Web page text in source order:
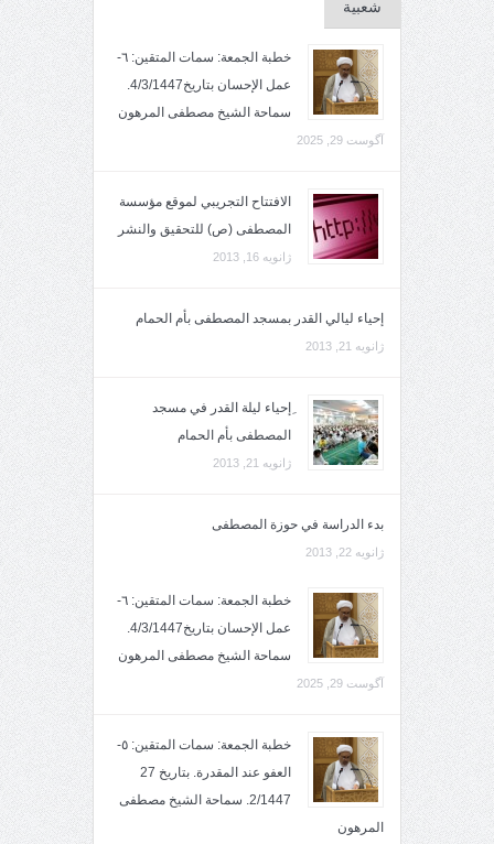
شعبية
خطبة الجمعة: سمات المتقين: ٦-
عمل الإحسان بتاريخ4/3/1447.
سماحة الشيخ مصطفى المرهون
آگوست 29, 2025
الافتتاح التجريبي لموقع مؤسسة
المصطفى (ص) للتحقيق والنشر
ژانویه 16, 2013
إحياء ليالي القدر بمسجد المصطفى بأم الحمام
ژانویه 21, 2013
ِإحياء ليلة القدر في مسجد
المصطفى بأم الحمام
ژانویه 21, 2013
بدء الدراسة في حوزة المصطفى
ژانویه 22, 2013
خطبة الجمعة: سمات المتقين: ٦-
عمل الإحسان بتاريخ4/3/1447.
سماحة الشيخ مصطفى المرهون
آگوست 29, 2025
خطبة الجمعة: سمات المتقين: ٥-
العفو عند المقدرة. بتاريخ 27
2/1447. سماحة الشيخ مصطفى
المرهون